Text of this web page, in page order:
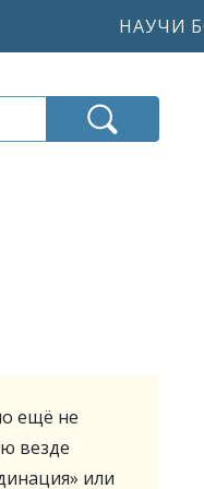
НАУЧИ
ещё не
везде
или